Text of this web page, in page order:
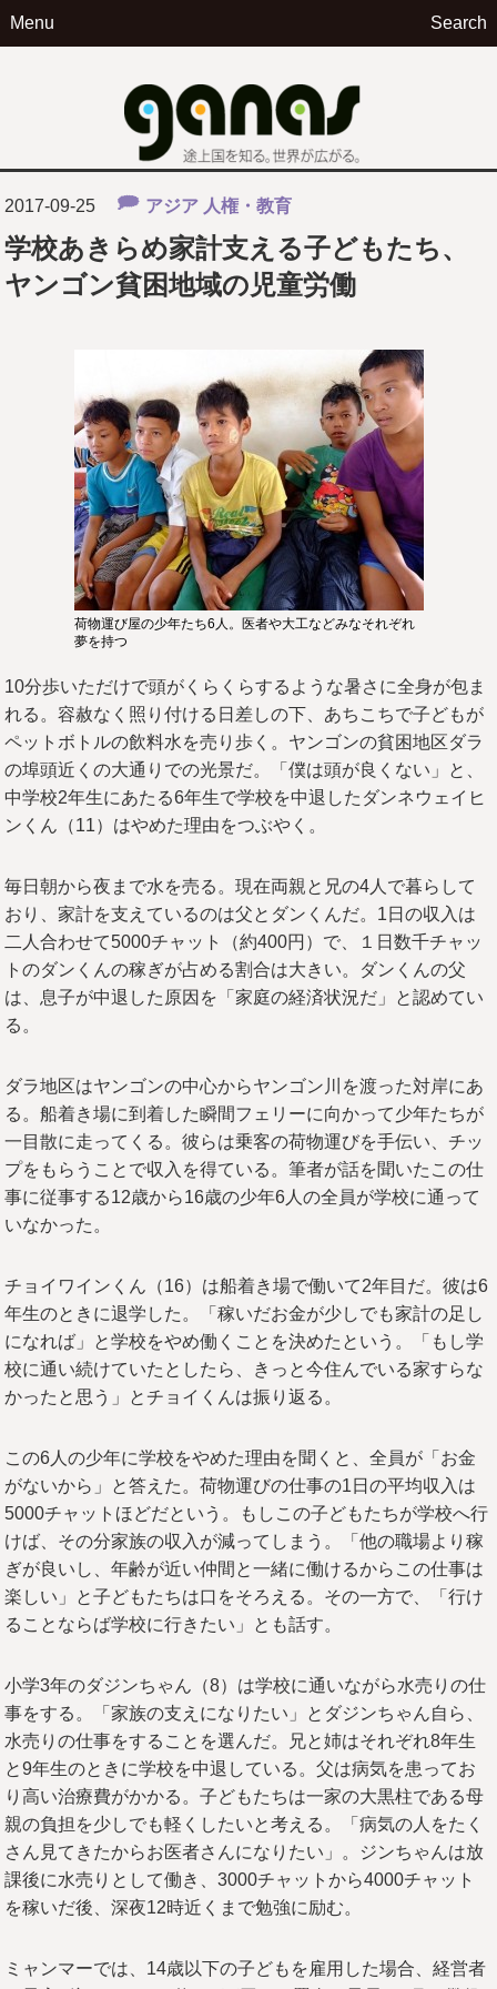
Menu Search
2017-09-25 アジア 人権・教育
学校あきらめ家計支える子どもたち、
ヤンゴン貧困地域の児童労働
荷物運び屋の少年たち6人。医者や大工などみなそれぞれ
夢を持つ
10分歩いただけで頭がくらくらするような暑さに全身が包ま
れる。容赦なく照り付ける日差しの下、あちこちで子どもが
ペットボトルの飲料水を売り歩く。ヤンゴンの貧困地区ダラ
の埠頭近くの大通りでの光景だ。「僕は頭が良くない」と、
中学校2年生にあたる6年生で学校を中退したダンネウェイヒ
ンくん（11）はやめた理由をつぶやく。
毎日朝から夜まで水を売る。現在両親と兄の4人で暮らして
おり、家計を支えているのは父とダンくんだ。1日の収入は
二人合わせて5000チャット（約400円）で、１日数千チャッ
トのダンくんの稼ぎが占める割合は大きい。ダンくんの父
は、息子が中退した原因を「家庭の経済状況だ」と認めてい
る。
ダラ地区はヤンゴンの中心からヤンゴン川を渡った対岸にあ
る。船着き場に到着した瞬間フェリーに向かって少年たちが
一目散に走ってくる。彼らは乗客の荷物運びを手伝い、チッ
プをもらうことで収入を得ている。筆者が話を聞いたこの仕
事に従事する12歳から16歳の少年6人の全員が学校に通って
いなかった。
チョイワインくん（16）は船着き場で働いて2年目だ。彼は6
年生のときに退学した。「稼いだお金が少しでも家計の足し
になれば」と学校をやめ働くことを決めたという。「もし学
校に通い続けていたとしたら、きっと今住んでいる家すらな
かったと思う」とチョイくんは振り返る。
この6人の少年に学校をやめた理由を聞くと、全員が「お金
がないから」と答えた。荷物運びの仕事の1日の平均収入は
5000チャットほどだという。もしこの子どもたちが学校へ行
けば、その分家族の収入が減ってしまう。「他の職場より稼
ぎが良いし、年齢が近い仲間と一緒に働けるからこの仕事は
楽しい」と子どもたちは口をそろえる。その一方で、「行け
ることならば学校に行きたい」とも話す。
小学3年のダジンちゃん（8）は学校に通いながら水売りの仕
事をする。「家族の支えになりたい」とダジンちゃん自ら、
水売りの仕事をすることを選んだ。兄と姉はそれぞれ8年生
と9年生のときに学校を中退している。父は病気を患ってお
り高い治療費がかかる。子どもたちは一家の大黒柱である母
親の負担を少しでも軽くしたいと考える。「病気の人をたく
さん見てきたからお医者さんになりたい」。ジンちゃんは放
課後に水売りとして働き、3000チャットから4000チャット
を稼いだ後、深夜12時近くまで勉強に励む。
ミャンマーでは、14歳以下の子どもを雇用した場合、経営者